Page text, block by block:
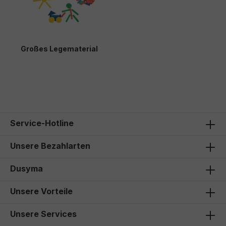
Großes Legematerial
Service-Hotline
Unsere Bezahlarten
Dusyma
Unsere Vorteile
Unsere Services